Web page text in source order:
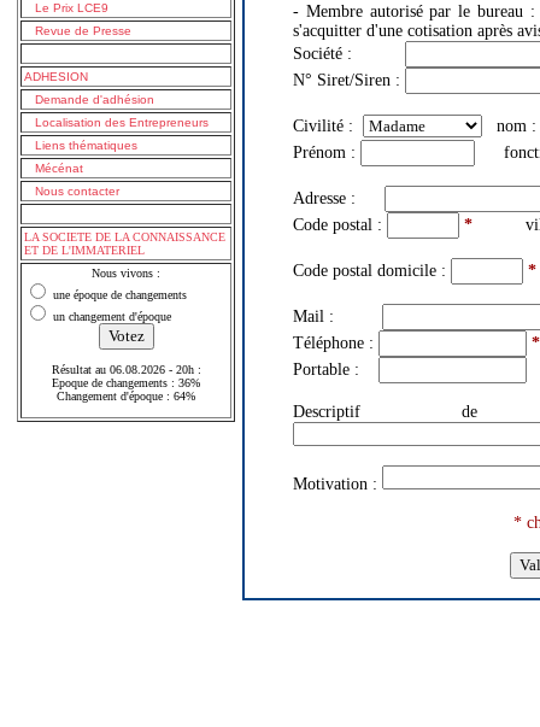
Le Prix LCE9
Revue de Presse
ADHESION
Demande d'adhésion
Localisation des Entrepreneurs
Liens thématiques
Mécénat
Nous contacter
LA SOCIETE DE LA CONNAISSANCE
ET DE L'IMMATERIEL
Nous vivons :
une époque de changements
un changement d'époque
Résultat au 06.08.2026 - 20h :
Epoque de changements : 36%
Changement d'époque : 64%
- Membre autorisé par le bureau
s'acquitter d'une cotisation après
Société :
N° Siret/Siren :
Civilité :
Prénom :
Adresse :
Code postal :
*
Code postal domicile : *
Mail :
Téléphone :
*
Portable :
Descriptif
Motivation :
*